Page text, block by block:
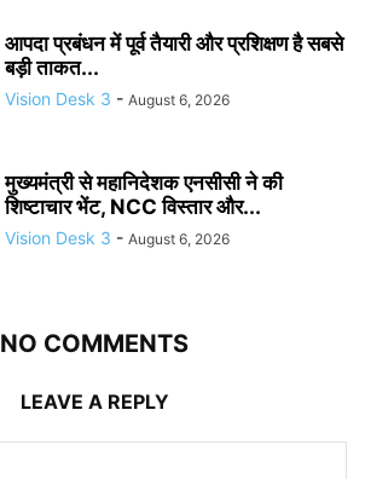
आपदा प्रबंधन में पूर्व तैयारी और प्रशिक्षण है सबसे
बड़ी ताकत...
Vision Desk 3 - August 6, 2026
मुख्यमंत्री से महानिदेशक एनसीसी ने की
शिष्टाचार भेंट, NCC विस्तार और...
Vision Desk 3 - August 6, 2026
NO COMMENTS
LEAVE A REPLY